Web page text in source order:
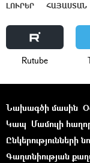
ԼՈՒՐԵՐ ՀԱՅԱՍՏԱՆ
Rutube
Նախագծի մասին
Կապ Մամուլի
Ընկերությունների
Գաղտնիության